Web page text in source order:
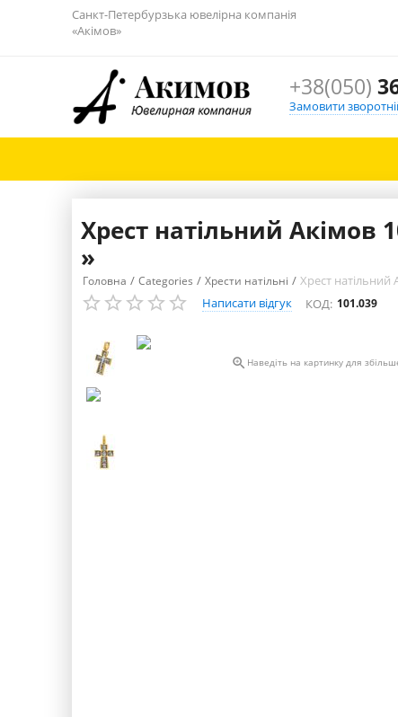
Санкт-Петербурзька ювелірна компанія
«Акімов»
+38(050)
Замовити
Хрест натільний Акімов
»
Головна / Categories / Хрести натільні / Хрест натільний
Написати відгук КОД: 101.039
 Наведіть на картинку для